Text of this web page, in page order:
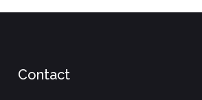
Contact